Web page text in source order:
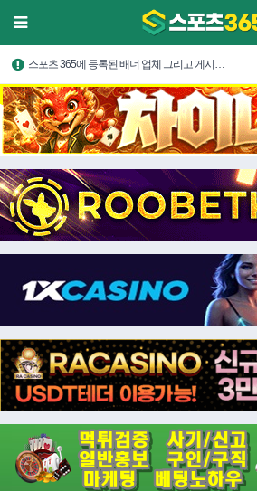
스포츠 365에 등록된 배너 업체 그리고 게시…